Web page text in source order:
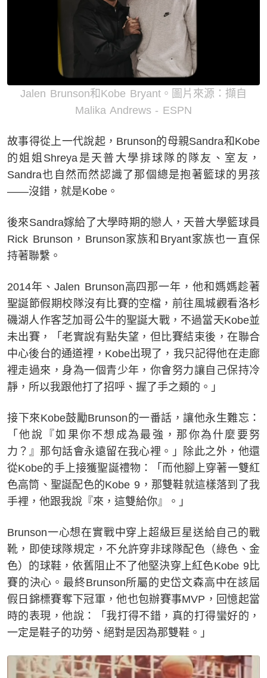
Jalen Brunson和Kobe Bryant。圖片來源：擷自
Malika Andrews - ESPN
故事得從上一代說起，Brunson的母親Sandra和Kobe
的姐姐Shreya是天普大學排球隊的隊友、室友，
Sandra也自然而然認識了那個總是抱著籃球的男孩
——沒錯，就是Kobe。
後來Sandra嫁給了大學時期的戀人，天普大學籃球員
Rick Brunson，Brunson家族和Bryant家族也一直保
持著聯繫。
2014年、Jalen Brunson高四那一年，他和媽媽趁著
聖誕節假期校隊沒有比賽的空檔，前往風城觀看洛杉
磯湖人作客芝加哥公牛的聖誕大戰，不過當天Kobe並
未出賽，「老實說有點失望，但比賽結束後，在聯合
中心後台的通道裡，Kobe出現了，我只記得他在走廊
裡走過來，身為一個青少年，你會努力讓自己保持冷
靜，所以我跟他打了招呼、握了手之類的。」
接下來Kobe鼓勵Brunson的一番話，讓他永生難忘：
「他說『如果你不想成為最強，那你為什麼要努
力？』那句話會永遠留在我心裡。」除此之外，他還
從Kobe的手上接獲聖誕禮物：「而他腳上穿著一雙紅
色高筒、聖誕配色的Kobe 9，那雙鞋就這樣落到了我
手裡，他跟我說『來，這雙給你』。」
Brunson一心想在實戰中穿上超級巨星送給自己的戰
靴，即使球隊規定，不允許穿非球隊配色（綠色、金
色）的球鞋，依舊阻止不了他堅決穿上紅色Kobe 9比
賽的決心。最終Brunson所屬的史岱文森高中在該屆
假日錦標賽奪下冠軍，他也包辦賽事MVP，回憶起當
時的表現，他說：「我打得不錯，真的打得蠻好的，
一定是鞋子的功勞、絕對是因為那雙鞋。」